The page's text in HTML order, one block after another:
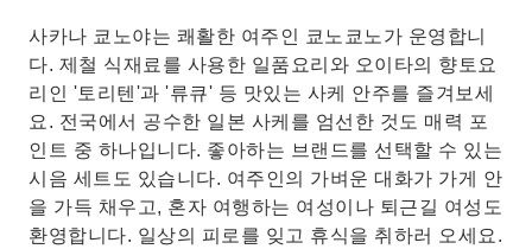
사카나 쿄노야는 쾌활한 여주인 쿄노쿄노가 운영합니
다. 제철 식재료를 사용한 일품요리와 오이타의 향토요
리인 '토리텐'과 '류큐' 등 맛있는 사케 안주를 즐겨보세
요. 전국에서 공수한 일본 사케를 엄선한 것도 매력 포
인트 중 하나입니다. 좋아하는 브랜드를 선택할 수 있는
시음 세트도 있습니다. 여주인의 가벼운 대화가 가게 안
을 가득 채우고, 혼자 여행하는 여성이나 퇴근길 여성도
환영합니다. 일상의 피로를 잊고 휴식을 취하러 오세요.